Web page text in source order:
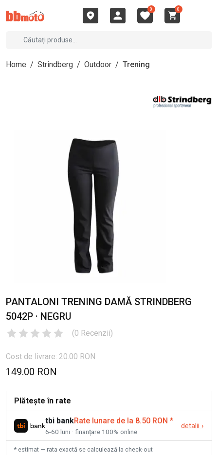
0 0
Home / Strindberg / Outdoor / Trening
PANTALONI TRENING DAMĂ STRINDBERG
5042P · NEGRU
(0 Recenzii)
Cost de livrare: 20.00 RON
149.00 RON
Plătește în rate
tbi bankRate lunare de la 8.50 RON *
6-60 luni · finanțare 100% online
detalii ›
* estimat — rata exactă se calculează la check-out